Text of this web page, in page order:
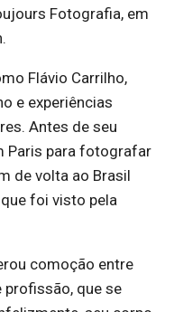
Fotografia, em
Flávio Carrilho,
e experiências
Antes de seu
Paris para fotografar
de volta ao Brasil
foi visto pela
comoção entre
que se